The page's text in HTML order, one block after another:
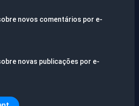
novos comentários por e-
novas publicações por e-